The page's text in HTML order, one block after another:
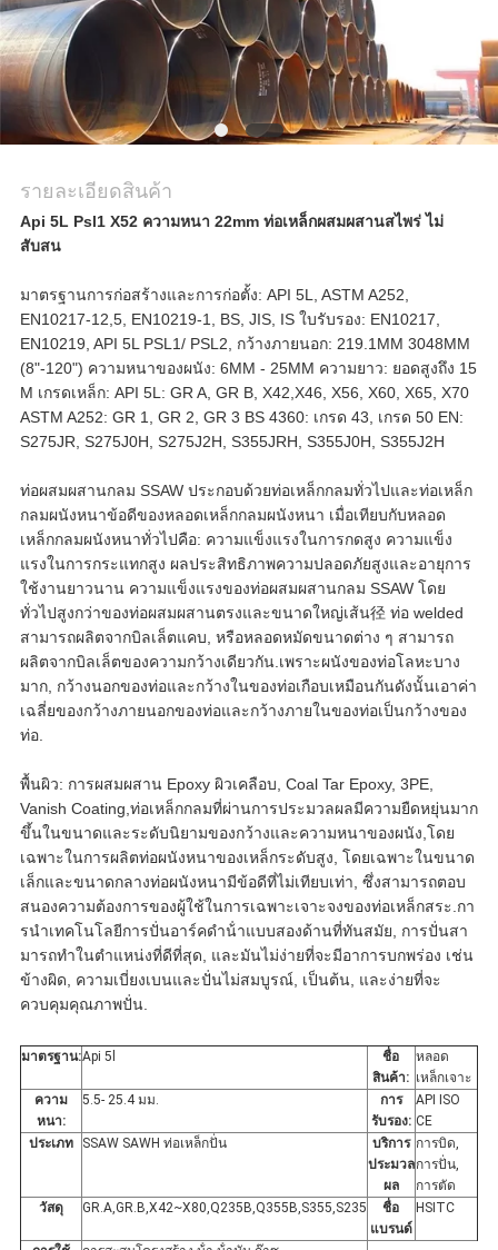
นโยบาย
ความ
เป็น
ส่วน
ตัว
รายละเอียดสินค้า
Api 5L Psl1 X52 ความหนา 22mm ท่อเหล็กผสมผสานสไพร่ ไม่
สับสน
มาตรฐานการก่อสร้างและการก่อตั้ง: API 5L, ASTM A252,
EN10217-12,5, EN10219-1, BS, JIS, IS ใบรับรอง: EN10217,
EN10219, API 5L PSL1/ PSL2, กว้างภายนอก: 219.1MM 3048MM
(8"-120") ความหนาของผนัง: 6MM - 25MM ความยาว: ยอดสูงถึง 15
M เกรดเหล็ก: API 5L: GR A, GR B, X42,X46, X56, X60, X65, X70
ASTM A252: GR 1, GR 2, GR 3 BS 4360: เกรด 43, เกรด 50 EN:
S275JR, S275J0H, S275J2H, S355JRH, S355J0H, S355J2H
ท่อผสมผสานกลม SSAW ประกอบด้วยท่อเหล็กกลมทั่วไปและท่อเหล็ก
กลมผนังหนาข้อดีของหลอดเหล็กกลมผนังหนา เมื่อเทียบกับหลอด
เหล็กกลมผนังหนาทั่วไปคือ: ความแข็งแรงในการกดสูง ความแข็ง
แรงในการกระแทกสูง ผลประสิทธิภาพความปลอดภัยสูงและอายุการ
ใช้งานยาวนาน ความแข็งแรงของท่อผสมผสานกลม SSAW โดย
ทั่วไปสูงกว่าของท่อผสมผสานตรงและขนาดใหญ่เส้น径 ท่อ welded
สามารถผลิตจากบิลเล็ตแคบ, หรือหลอดหมัดขนาดต่าง ๆ สามารถ
ผลิตจากบิลเล็ตของความกว้างเดียวกัน.เพราะผนังของท่อโลหะบาง
มาก, กว้างนอกของท่อและกว้างในของท่อเกือบเหมือนกันดังนั้นเอาค่า
เฉลี่ยของกว้างภายนอกของท่อและกว้างภายในของท่อเป็นกว้างของ
ท่อ.
พื้นผิว: การผสมผสาน Epoxy ผิวเคลือบ, Coal Tar Epoxy, 3PE,
Vanish Coating,ท่อเหล็กกลมที่ผ่านการประมวลผลมีความยืดหยุ่นมาก
ขึ้นในขนาดและระดับนิยามของกว้างและความหนาของผนัง,โดย
เฉพาะในการผลิตท่อผนังหนาของเหล็กระดับสูง, โดยเฉพาะในขนาด
เล็กและขนาดกลางท่อผนังหนามีข้อดีที่ไม่เทียบเท่า, ซึ่งสามารถตอบ
สนองความต้องการของผู้ใช้ในการเฉพาะเจาะจงของท่อเหล็กสระ.กา
รนําเทคโนโลยีการปั่นอาร์คดําน้ําแบบสองด้านที่ทันสมัย, การปั่นสา
มารถทําในตําแหน่งที่ดีที่สุด, และมันไม่ง่ายที่จะมีอาการบกพร่อง เช่น
ข้างผิด, ความเบี่ยงเบนและปั่นไม่สมบูรณ์, เป็นต้น, และง่ายที่จะ
ควบคุมคุณภาพปั่น.
มาตรฐาน:Api 5l
ชื่อ
สินค้า:
หลอด
เหล็กเจาะ
ความ
หนา:
5.5- 25.4 มม.
การ
รับรอง:
API ISO
CE
ประเภท
SSAW SAWH ท่อเหล็กปั่น
บริการ
ประมวล
ผล
การบิด,
การปั่น,
การตัด
วัสดุ
GR.A,GR.B,X42~X80,Q235B,Q355B,S355,S235
ชื่อ
แบรนด์
HSITC